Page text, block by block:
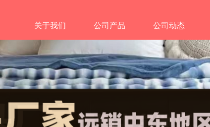
关于我们 公司产品 公司动态